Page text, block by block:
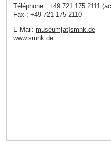
Téléphone : +49 721 175 2111
Fax : +49 721 175 2110
E-Mail: museum[at]smnk.de
www.smnk.de